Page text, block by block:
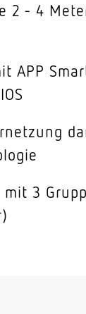
2 - 4
APP
mit 3